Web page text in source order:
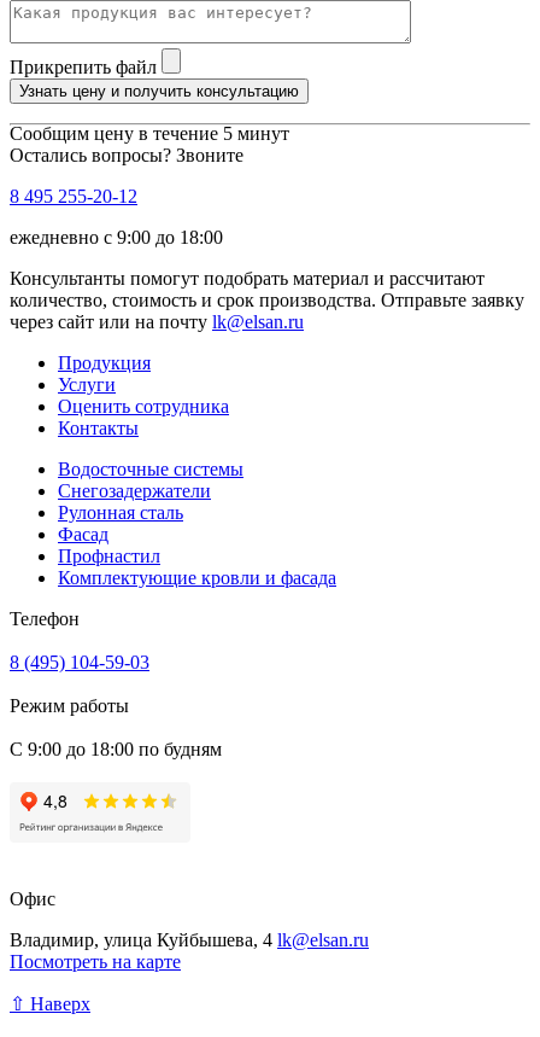
Прикрепить файл
Узнать цену и получить консультацию
Сообщим цену в течение 5 минут
Остались вопросы? Звоните
8 495 255-20-12
ежедневно с 9:00 до 18:00
Консультанты помогут подобрать материал и рассчитают
количество, стоимость и срок производства. Отправьте заявку
через сайт или на почту lk@elsan.ru
Продукция
Услуги
Оценить сотрудника
Контакты
Водосточные системы
Снегозадержатели
Рулонная сталь
Фасад
Профнастил
Комплектующие кровли и фасада
Телефон
8 (495) 104-59-03
Режим работы
С 9:00 до 18:00 по будням
Офис
Владимир, улица Куйбышева, 4 lk@elsan.ru
Посмотреть на карте
⇧ Наверх